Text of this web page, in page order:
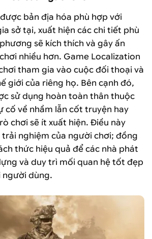
bản địa hóa phù hợp với
sở tại, xuất hiện các chi tiết phù
sẽ kích thích và gây ấn
nhiều hơn. Game Localization
tham gia vào cuộc đối thoại và
giới của riêng họ. Bên cạnh đó,
sử dụng hoàn toàn thân thuộc
cố về nhầm lẫn cốt truyện hay
chơi sẽ ít xuất hiện. Điều này
nghiệm của người chơi; đồng
thức hiệu quả để các nhà phát
và duy trì mối quan hệ tốt đẹp
người dùng.